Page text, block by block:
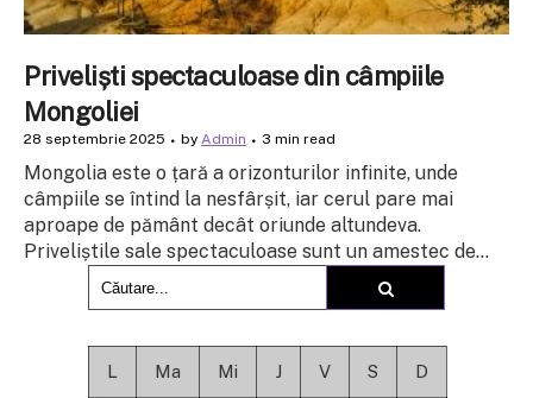
Priveliști spectaculoase din câmpiile
Mongoliei
28 septembrie 2025 by Admin 3 min read
Mongolia este o țară a orizonturilor infinite, unde
câmpiile se întind la nesfârșit, iar cerul pare mai
aproape de pământ decât oriunde altundeva.
Priveliștile sale spectaculoase sunt un amestec de...
L Ma Mi J V S D